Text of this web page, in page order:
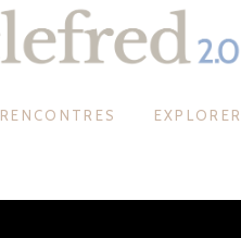
RENCONTRES